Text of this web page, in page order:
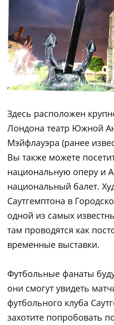
Здесь расположен
Лондона театр Южной
Мэйфлауэра (ранее
Вы также можете
национальную оперу и
национальный балет.
Саутгемптона в
одной из самых
там проводятся как
временные выставки.
Футбольные фанаты
они смогут увидеть
футбольного клуба
захотите попробовать